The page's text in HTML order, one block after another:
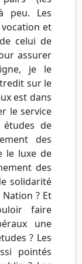
peu. Les
vocation et
celui de
assurer
je le
sur le
est dans
le service
de
des
le luxe de
des
solidarité
? Et
faire
une
? Les
pointés